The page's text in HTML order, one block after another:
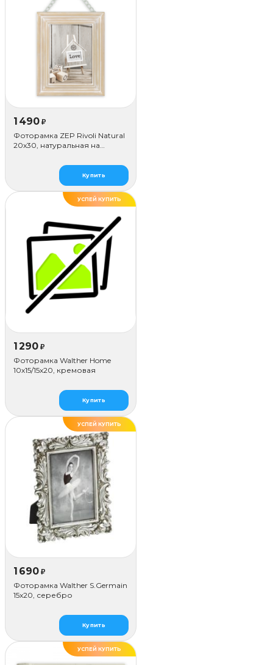
1 490 ₽
Фоторамка ZEP Rivoli Natural
20x30, натуральная на
Купить
УСПЕЙ КУПИТЬ
1 290 ₽
Фоторамка Walther Home
10х15/15x20, кремовая
Купить
УСПЕЙ КУПИТЬ
1 690 ₽
Фоторамка Walther S.Germain
15x20, серебро
Купить
УСПЕЙ КУПИТЬ